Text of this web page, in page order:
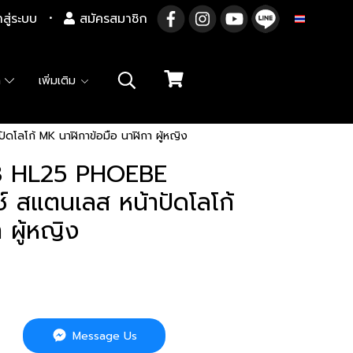
ระบบ สมัครสมาชิก
เพิ่มเติม
ดโลโก้ MK นาฬิกาข้อมือ นาฬิกา ผู้หญิง
PHOEBE
แตนเลส หน้าปัดโลโก้
ผู้หญิง
Message Us